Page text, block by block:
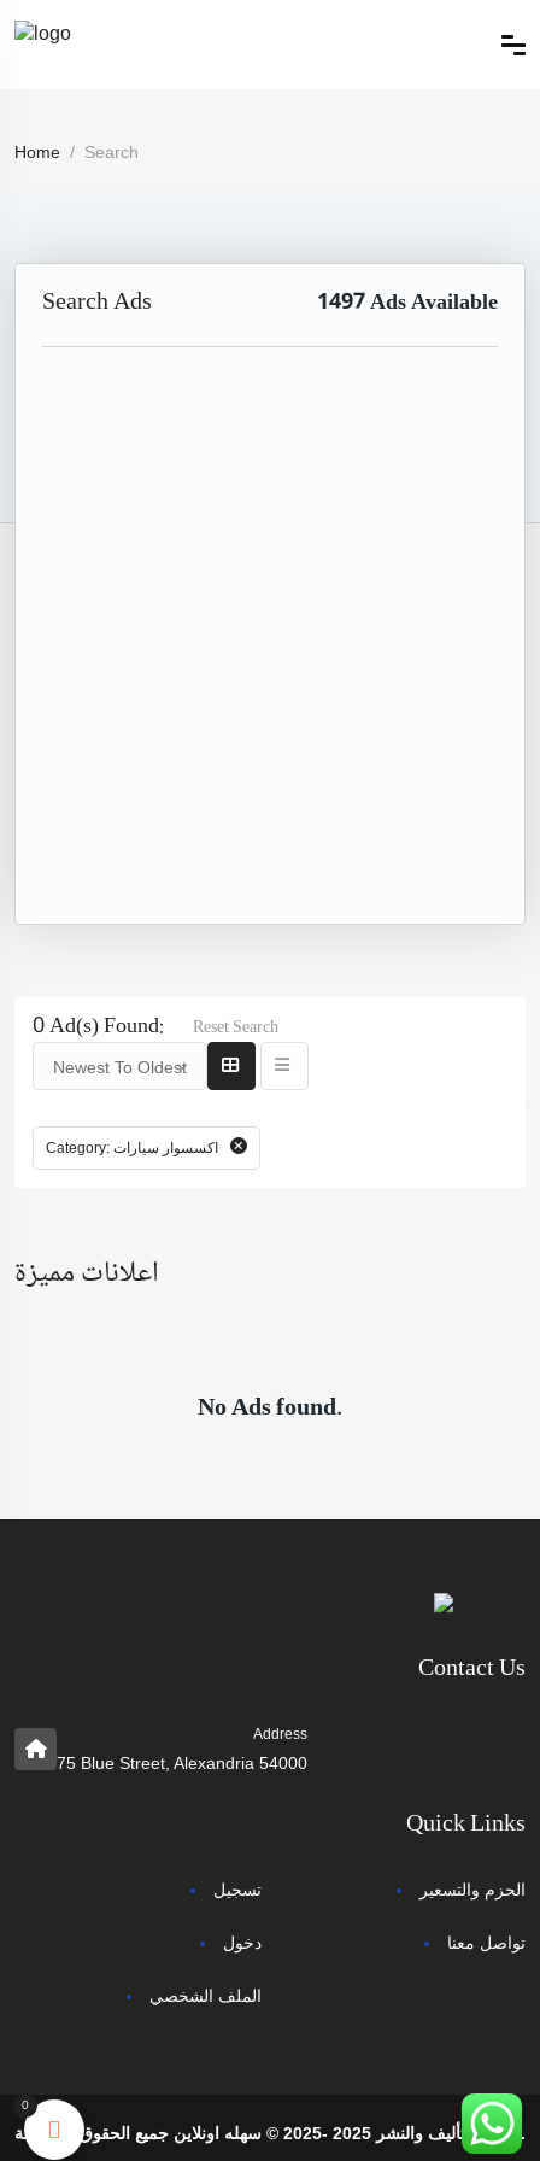
Home Search
Search Ads 1497Ads Available
0 Ad(s) Found: Reset Search
Newest To Oldest
Category: اكسسوار سيارات
اعلانات مميزة
No Ads found.
Contact Us
Address
75 Blue Street, Alexandria 54000
Quick Links
تسجيل
دخول
الملف الشخصي
الحزم والتسعير
تواصل معنا
حقوق التأليف والنشر 2025 -2025 © سهله اونلاين جميع الحقوق محفوظة.
0